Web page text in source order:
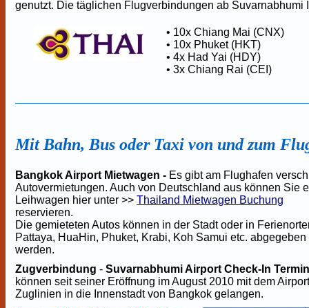
genutzt. Die täglichen Flugverbindungen ab Suvarnabhumi
• 10x Chiang Mai (CNX)
• 10x Phuket (HKT)
• 4x Had Yai (HDY)
• 3x Chiang Rai (CEI)
Mit Bahn, Bus oder Taxi von und zum
Bangkok Airport Mietwagen - Es gibt am Flughafen
Autovermietungen. Auch von Deutschland aus können Sie
Leihwagen hier unter >> Thailand Mietwagen Buchung
reservieren.
Die gemieteten Autos können in der Stadt oder in
Pattaya, HuaHin, Phuket, Krabi, Koh Samui etc. abgegeben
werden.
Zugverbindung - Suvarnabhumi Airport Check-In
können seit seiner Eröffnung im August 2010 mit dem
Zuglinien in die Innenstadt von Bangkok gelangen.